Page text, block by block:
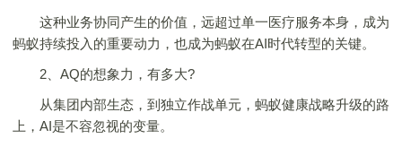
这种业务协同产生的价值，远超过单一医疗服务本身，成为
蚂蚁持续投入的重要动力，也成为蚂蚁在AI时代转型的关键。
2、AQ的想象力，有多大?
从集团内部生态，到独立作战单元，蚂蚁健康战略升级的路
上，AI是不容忽视的变量。